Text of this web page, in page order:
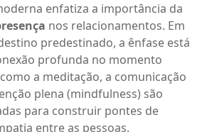
enfatiza a importância da
nos relacionamentos. Em
predestinado, a ênfase está
profunda no momento
a meditação, a comunicação
plena (mindfulness) são
para construir pontes de
entre as pessoas.